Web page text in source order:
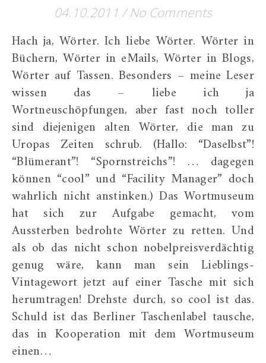
04.10.2011 / No Comments
Hach ja, Wörter. Ich liebe Wörter. Wörter in
Büchern, Wörter in eMails, Wörter in Blogs,
Wörter auf Tassen. Besonders – meine Leser
wissen das – liebe ich ja
Wortneuschöpfungen, aber fast noch toller
sind diejenigen alten Wörter, die man zu
Uropas Zeiten schrub. (Hallo: “Daselbst”!
“Blümerant”! “Spornstreichs”! … dagegen
können “cool” und “Facility Manager” doch
wahrlich nicht anstinken.) Das Wortmuseum
hat sich zur Aufgabe gemacht, vom
Aussterben bedrohte Wörter zu retten. Und
als ob das nicht schon nobelpreisverdächtig
genug wäre, kann man sein Lieblings-
Vintagewort jetzt auf einer Tasche mit sich
herumtragen! Drehste durch, so cool ist das.
Schuld ist das Berliner Taschenlabel tausche,
das in Kooperation mit dem Wortmuseum
einen…